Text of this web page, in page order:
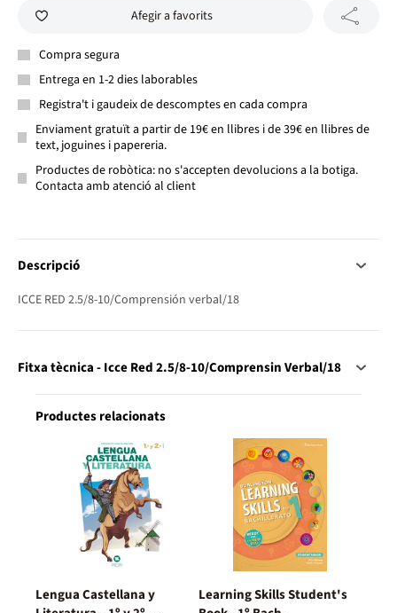
Afegir a favorits
Compra segura
Entrega en 1-2 dies laborables
Registra't i gaudeix de descomptes en cada compra
Enviament gratuït a partir de 19€ en llibres i de 39€ en llibres de
text, joguines i papereria.
Productes de robòtica: no s'accepten devolucions a la botiga.
Contacta amb atenció al client
Descripció
ICCE RED 2.5/8-10/Comprensión verbal/18
Fitxa tècnica - Icce Red 2.5/8-10/Comprensin Verbal/18
Productes relacionats
Lengua Castellana y
Learning Skills Student's